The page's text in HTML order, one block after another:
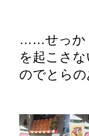
……せっか
を起こさ
のでとら